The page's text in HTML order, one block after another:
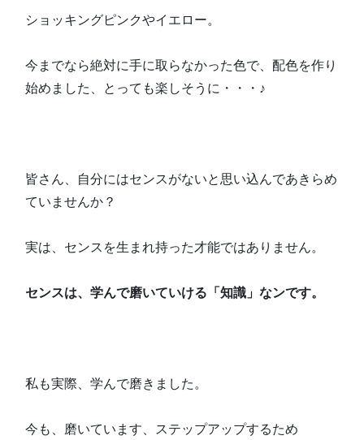
ショッキングピンクやイエロー。
今までなら絶対に手に取らなかった色で、配色を作り
始めました、とっても楽しそうに・・・♪
皆さん、自分にはセンスがないと思い込んであきらめ
ていませんか？
実は、センスを生まれ持った才能ではありません。
センスは、学んで磨いていける「知識」なンです。
私も実際、学んで磨きました。
今も、磨いています、ステップアップするため